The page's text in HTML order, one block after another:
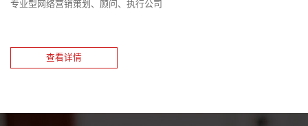
专业型网络营销策划、顾问、执行公司
查看详情